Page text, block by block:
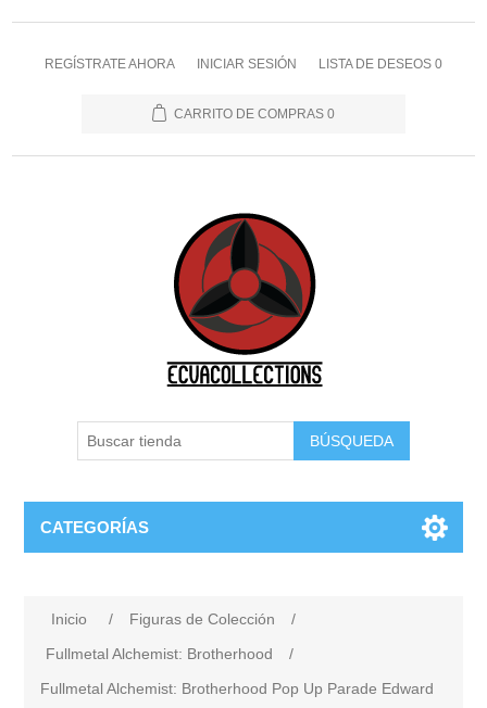
REGÍSTRATE AHORA INICIAR SESIÓN LISTA DE DESEOS 0
CARRITO DE COMPRAS 0
BÚSQUEDA
CATEGORÍAS
Inicio / Figuras de Colección
/
Fullmetal Alchemist: Brotherhood
/
Fullmetal Alchemist: Brotherhood Pop Up Parade Edward